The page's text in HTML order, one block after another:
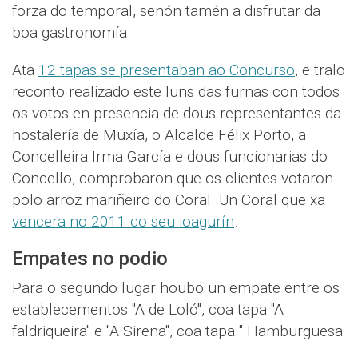
forza do temporal, senón tamén a disfrutar da
boa gastronomía.
Ata 12 tapas se presentaban ao Concurso, e tralo
reconto realizado este luns das furnas con todos
os votos en presencia de dous representantes da
hostalería de Muxía, o Alcalde Félix Porto, a
Concelleira Irma García e dous funcionarias do
Concello, comprobaron que os clientes votaron
polo arroz mariñeiro do Coral. Un Coral que xa
vencera no 2011 co seu ioagurín.
Empates no podio
Para o segundo lugar houbo un empate entre os
establecementos "A de Loló", coa tapa "A
faldriqueira" e "A Sirena", coa tapa " Hamburguesa